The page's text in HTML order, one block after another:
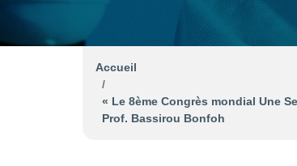
Accueil
« Le 8ème Congrès mondial Une
Prof. Bassirou Bonfoh